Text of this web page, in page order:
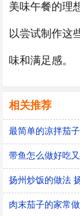
美味午餐的理
以尝试制作这
味和满足感。
相关推荐
扬州炒饭的做法
肉末茄子的家常